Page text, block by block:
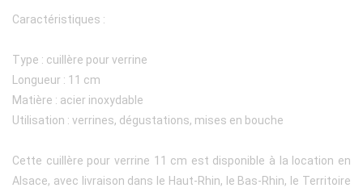
Caractéristiques :
Type : cuillère pour verrine
Longueur : 11 cm
Matière : acier inoxydable
Utilisation : verrines, dégustations, mises en bouche
Cette cuillère pour verrine 11 cm est disponible à la location en
Alsace, avec livraison dans le Haut-Rhin, le Bas-Rhin, le Territoire